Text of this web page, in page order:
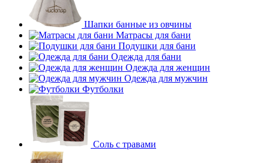
Шапки банные из овчины
Матрасы для бани
Подушки для бани
Одежда для бани
Одежда для женщин
Одежда для мужчин
Футболки
Соль с травами